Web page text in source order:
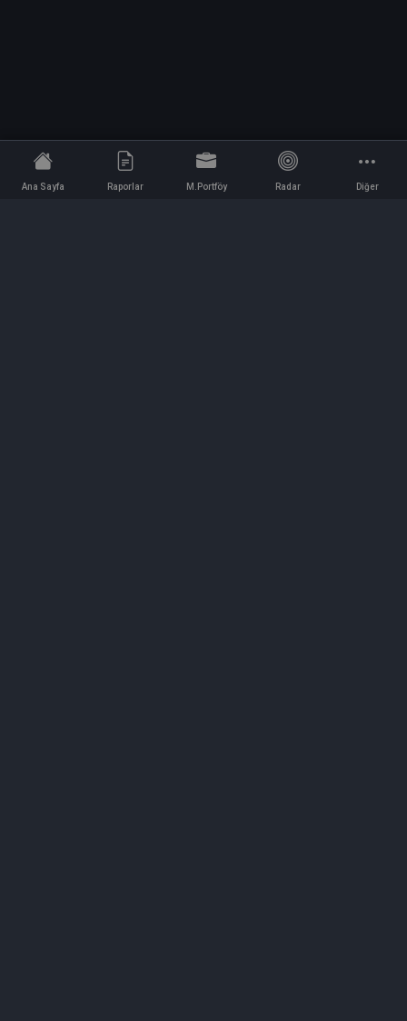
Ana Sayfa Raporlar M.Portföy Radar Diğer